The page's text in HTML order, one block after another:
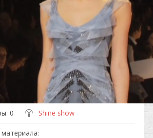
: 0 Shine show
: